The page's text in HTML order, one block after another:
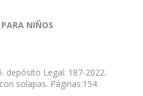
NIÑOS
depósito Legal: 187-2022.
solapas. Páginas:154.